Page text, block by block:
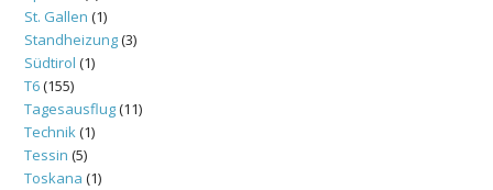
St. Gallen (1)
Standheizung(3)
Südtirol (1)
T6(155)
Tagesausflug(11)
Technik (1)
Tessin (5)
Toskana (1)